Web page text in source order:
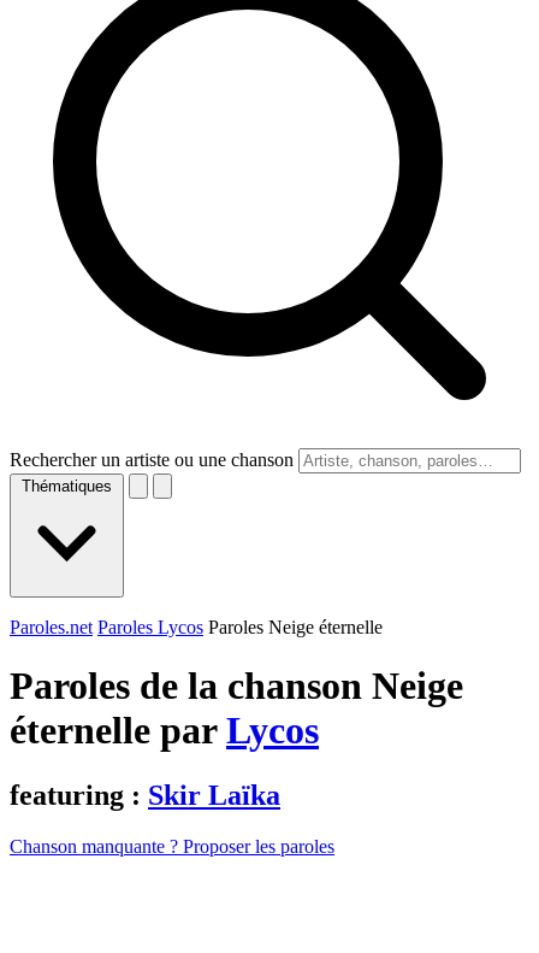
Rechercher un artiste ou une chanson
Thématiques
Paroles.net Paroles Lycos Paroles Neige éternelle
Paroles de la chanson Neige
éternelle parLycos
featuring : Skir Laïka
Chanson manquante ? Proposer les paroles